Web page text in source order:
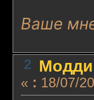
Ваше
2
« : 18/07/